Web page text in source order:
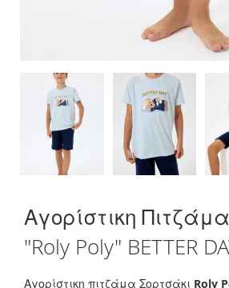
to
beginning
the
Αγορίστικη
"Roly Poly" BETTER
Αγορίστικη πιτζάμα Σορτσάκι Roly